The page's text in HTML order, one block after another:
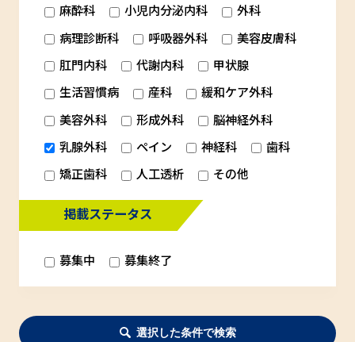
麻酔科
小児内分泌内科
外科
病理診断科
呼吸器外科
美容皮膚科
肛門内科
代謝内科
甲状腺
生活習慣病
産科
緩和ケア外科
美容外科
形成外科
脳神経外科
乳腺外科
ペイン 神経科
歯科
矯正歯科
人工透析 その他
掲載ステータス
募集中 募集終了
選択した条件で検索